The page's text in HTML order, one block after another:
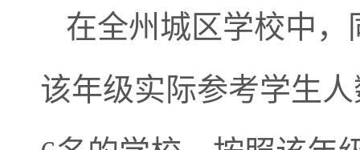
在全州城区学校中
该年级实际参考学生